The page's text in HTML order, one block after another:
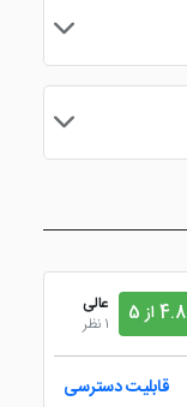
4.8 از 5
عالی
1 نظر
قابلیت دسترسی